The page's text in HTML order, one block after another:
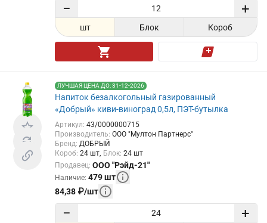
− +
шт Блок Короб
ЛУЧШАЯ ЦЕНА ДО: 31-12-2026
Напиток безалкогольный газированный
«Добрый» киви-виноград 0,5л, ПЭТ-бутылка
Артикул: 43/0000000715
Производитель: ООО "Мултон Партнерс"
Бренд: ДОБРЫЙ
Короб: 24 шт Блок: 24 шт
Продавец: ООО "Рэйд-21"
Наличие: 479шт
84,38 ₽/шт
− +